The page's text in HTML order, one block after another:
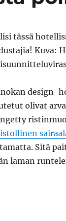
design-
olivat
Sitä
laman